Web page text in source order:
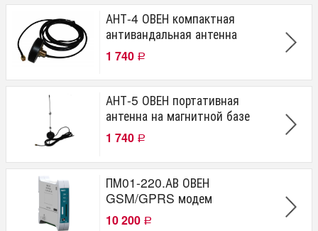
АНТ-4 ОВЕН компактная
антивандальная антенна
1 740 Р
АНТ-5 ОВЕН портативная
антенна на магнитной базе
1 740 Р
ПМ01-220.АВ ОВЕН
GSM/GPRS модем
10 200 Р